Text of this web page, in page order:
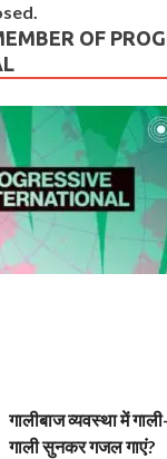
OF
गालीबाज व्‍यवस्‍था में
गाली सुनकर गजल गाएं?